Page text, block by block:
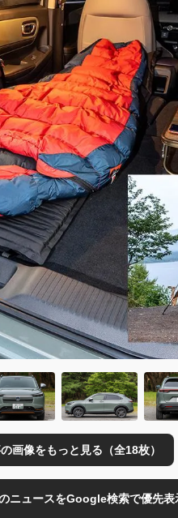
画像をもっと見る（全18枚）
ニュースをGoogle検索で優先表